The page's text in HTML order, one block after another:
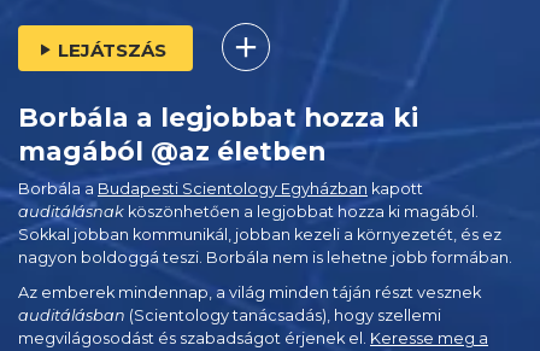
LEJÁTSZÁS
Borbála a legjobbat hozza ki
magából @az életben
Borbála a Budapesti Scientology Egyházban kapott
auditálásnak köszönhetően a legjobbat hozza ki magából.
Sokkal jobban kommunikál, jobban kezeli a környezetét, és ez
nagyon boldoggá teszi. Borbála nem is lehetne jobb formában.
Az emberek mindennap, a világ minden táján részt vesznek
auditálásban (Scientology tanácsadás), hogy szellemi
megvilágosodást és szabadságot érjenek el. Keresse meg a